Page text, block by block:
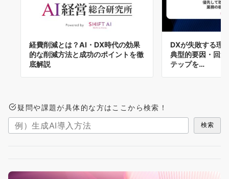
経費削減とは？AI・DX時代の効果
的な削減方法と成功のポイントを徹
底解説
DXが失敗する理
典型的要因・回
テップを…
疑問や課題が具体的な方はここから検索！
検索